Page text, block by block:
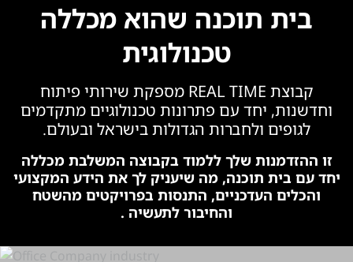
בית תוכנה שהוא מכללה
טכנולוגית
קבוצת REAL TIME מספקת שירותי פיתוח
וחדשנות, יחד עם פתרונות טכנולוגיים מתקדמים
לגופים ולחברות הגדולות בישראל ובעולם.
זו ההזדמנות שלך ללמוד בקבוצה המשלבת מכללה
יחד עם בית תוכנה, מה שיעניק לך את הידע המקצועי
והכלים העדכניים, התנסות בפרויקטים מהשטח
והחיבור לתעשיה .